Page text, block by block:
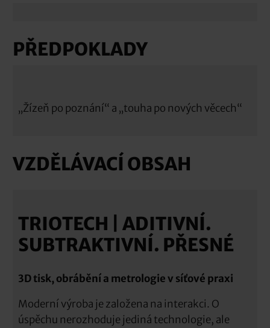
PŘEDPOKLADY
„Žízeň po poznání“ a „touha po nových věcech“
VZDĚLÁVACÍ OBSAH
TRIOTECH | ADITIVNÍ.
SUBTRAKTIVNÍ. PŘESNÉ
3D tisk, obrábění a metrologie v síťové praxi
Moderní výroba je založena na interakci. O
úspěchu nerozhoduje jediná technologie, ale